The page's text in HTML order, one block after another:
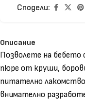
Сподели:
Описание
Позволете на бебето
пюре от круши,
питателно
внимателно